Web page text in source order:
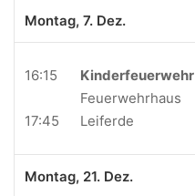
Montag, 7. Dez.
16:15
17:45
Kinderfeuerwehr
Feuerwehrhaus
Leiferde
Montag, 21. Dez.